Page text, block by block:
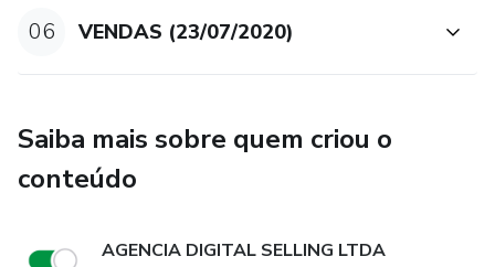
responsável pelo seu resultado.
com artesanato em biscuit. Fica a cargo de cada indivíduo
06 VENDAS (23/07/2020)
Saiba mais sobre quem criou o
conteúdo
AGENCIA DIGITAL SELLING LTDA